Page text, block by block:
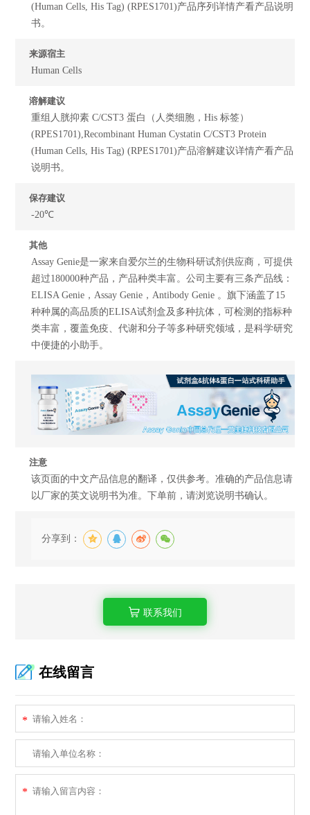
(Human Cells, His Tag) (RPES1701)产品序列详情产看产品说明
书。
来源宿主
Human Cells
溶解建议
重组人胱抑素 C/CST3 蛋白（人类细胞，His 标签）
(RPES1701),Recombinant Human Cystatin C/CST3 Protein
(Human Cells, His Tag) (RPES1701)产品溶解建议详情产看产品
说明书。
保存建议
-20℃
其他
Assay Genie是一家来自爱尔兰的生物科研试剂供应商，可提供
超过180000种产品，产品种类丰富。公司主要有三条产品线：
ELISA Genie，Assay Genie，Antibody Genie 。旗下涵盖了15
种种属的高品质的ELISA试剂盒及多种抗体，可检测的指标种
类丰富，覆盖免疫、代谢和分子等多种研究领域，是科学研究
中便捷的小助手。
注意
该页面的中文产品信息的翻译，仅供参考。准确的产品信息请
以厂家的英文说明书为准。下单前，请浏览说明书确认。
分享到：
联系我们
在线留言
*
*